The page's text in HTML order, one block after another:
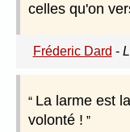
celles qu'on
Fréderic Dard -
La larme est
volonté !